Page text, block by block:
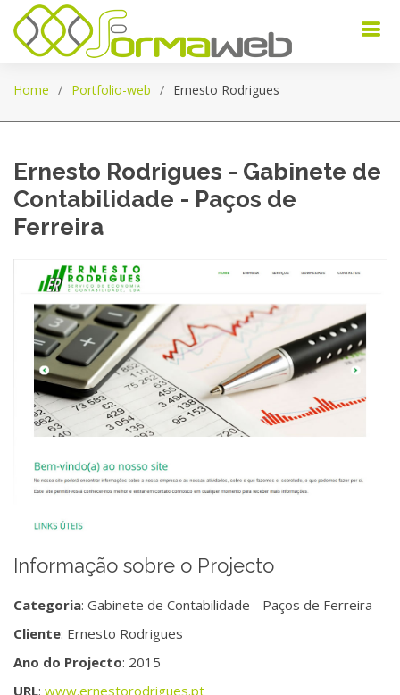
Home Portfolio-web Ernesto Rodrigues
Ernesto Rodrigues - Gabinete de
Contabilidade - Paços de
Ferreira
Informação sobre o Projecto
Categoria: Gabinete de Contabilidade - Paços de Ferreira
Cliente: Ernesto Rodrigues
Ano do Projecto: 2015
URL: www.ernestorodrigues.pt